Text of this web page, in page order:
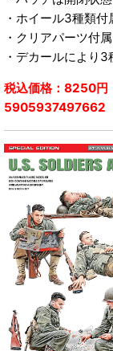
・ホイール3種類付
・クリアパーツ付属
・デカールにより
税込価格：8250
5905937497662